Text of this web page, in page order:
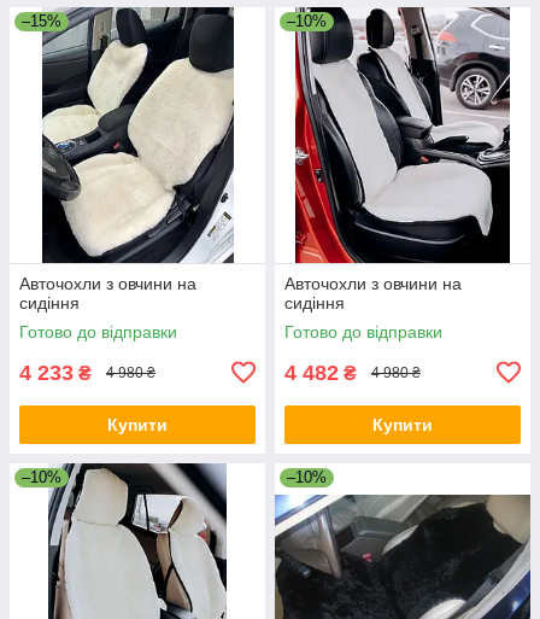
–15%
Авточохли з овчини на
сидіння
Готово до відправки
4 233 ₴ 4 980 ₴
Купити
–10%
Авточохли з овчини на
сидіння
Готово до відправки
4 482 ₴ 4 980 ₴
Купити
–10% –10%